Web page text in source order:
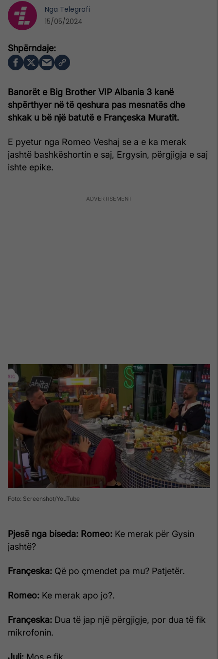
Banorët e Big Brother VIP Albania 3 kanë
shpërthyer në të qeshura pas mesnatës dhe
shkak u bë një batutë e Françeska Muratit.
E pyetur nga Romeo Veshaj se a e ka merak
jashtë bashkëshortin e saj, Ergysin, përgjigja e saj
ishte epike.
Foto: Screenshot/YouTube
Pjesë nga biseda: Romeo: Ke merak për Gysin
jashtë?
Françeska: Që po çmendet pa mu? Patjetër.
Romeo: Ke merak apo jo?.
Françeska: Dua të jap një përgjigje, por dua të fik
mikrofonin.
Juli: Mos e fik.
Nga Telegrafi
15/05/2024